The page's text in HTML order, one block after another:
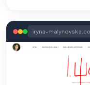
iryna-